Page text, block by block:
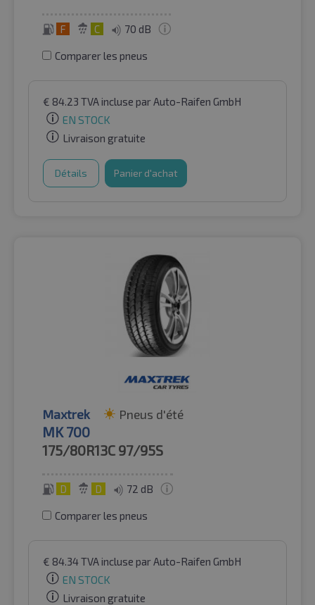
F C 70 dB
Comparer les pneus
€ 84.23 TVA incluse par Auto-Raifen GmbH
EN STOCK
Livraison gratuite
Détails Panier d'achat
Maxtrek Pneus d'été
MK 700
175/80R13C 97/95S
D D 72 dB
Comparer les pneus
€ 84.34TVA incluse par Auto-Raifen GmbH
EN STOCK
Livraison gratuite